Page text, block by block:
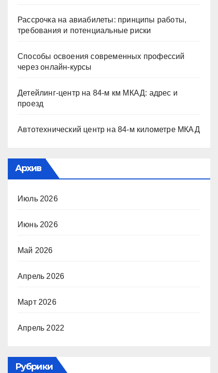
Рассрочка на авиабилеты: принципы работы,
требования и потенциальные риски
Способы освоения современных профессий
через онлайн-курсы
Детейлинг-центр на 84-м км МКАД: адрес и
проезд
Автотехнический центр на 84-м километре МКАД
Архив
Июль 2026
Июнь 2026
Май 2026
Апрель 2026
Март 2026
Апрель 2022
Рубрики